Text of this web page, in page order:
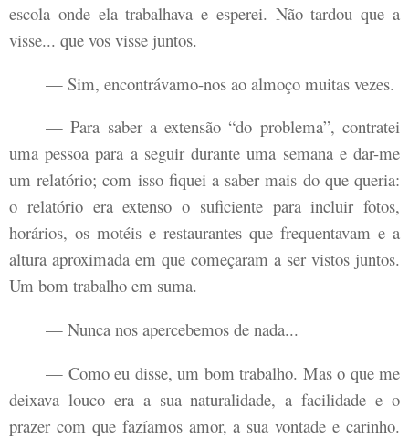
escola onde ela trabalhava e esperei. Não tardou que a
visse... que vos visse juntos.
— Sim, encontrávamo-nos ao almoço muitas vezes.
— Para saber a extensão “do problema”, contratei
uma pessoa para a seguir durante uma semana e dar-me
um relatório; com isso fiquei a saber mais do que queria:
o relatório era extenso o suficiente para incluir fotos,
horários, os motéis e restaurantes que frequentavam e a
altura aproximada em que começaram a ser vistos juntos.
Um bom trabalho em suma.
— Nunca nos apercebemos de nada...
— Como eu disse, um bom trabalho. Mas o que me
deixava louco era a sua naturalidade, a facilidade e o
prazer com que fazíamos amor, a sua vontade e carinho.